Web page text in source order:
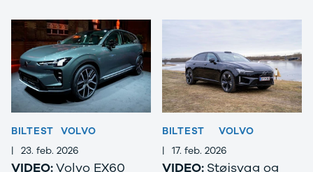
BILTEST VOLVO
| 23. feb. 2026
VIDEO:Volvo EX60
BILTEST
VOLVO
| 17. feb. 2026
VIDEO: Støjsvag og